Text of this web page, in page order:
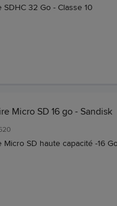
32 Go - Classe 10
Micro SD 16 go - Sandisk
Micro SD haute capacité -16